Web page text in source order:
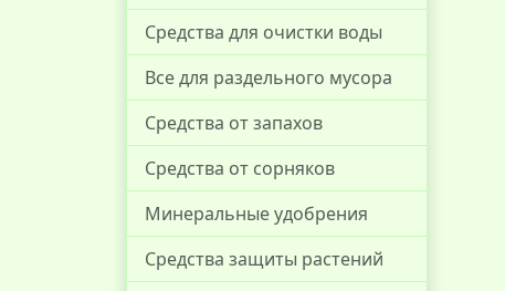
Средства для очистки воды
Все для раздельного мусора
Средства от запахов
Средства от сорняков
Минеральные удобрения
Средства защиты растений